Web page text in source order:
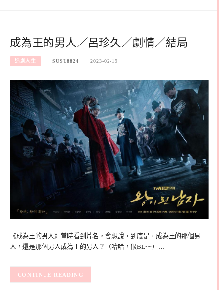
成為王的男人／呂珍久／劇情／結局
追劇人生 SUSU8824 2023-02-19
《成為王的男人》當時看到片名，會想說，到底是，成為王的那個男
人，還是那個男人成為王的男人？（哈哈，很BL~~）…
CONTINUE READING